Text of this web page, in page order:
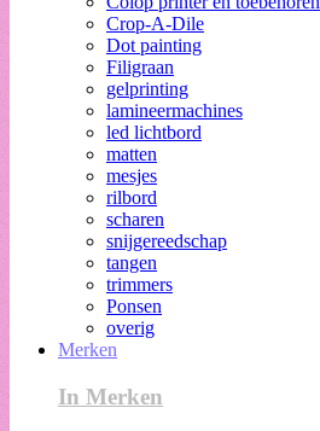
Crop-A-Dile
Dot painting
Filigraan
gelprinting
lamineermachines
led lichtbord
matten
mesjes
rilbord
scharen
snijgereedschap
tangen
trimmers
Ponsen
overig
Merken
In Merken